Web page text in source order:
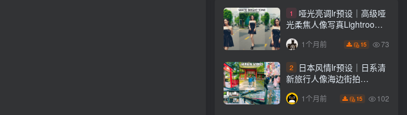
1
哑光亮调lr预设｜高级哑
光柔焦人像写真Lightroom
下载lr调色风格
1个月前 15 73
2
日本风情lr预设｜日系清
新旅行人像海边街拍
Lightroom下载lr调色风格
1个月前 15 102